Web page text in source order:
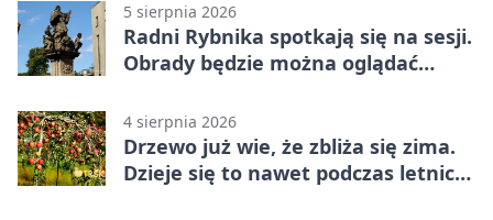
5 sierpnia 2026
Radni Rybnika spotkają się na sesji.
Obrady będzie można oglądać
4 sierpnia 2026
Drzewo już wie, że zbliża się zima.
Dzieje się to nawet podczas letnich